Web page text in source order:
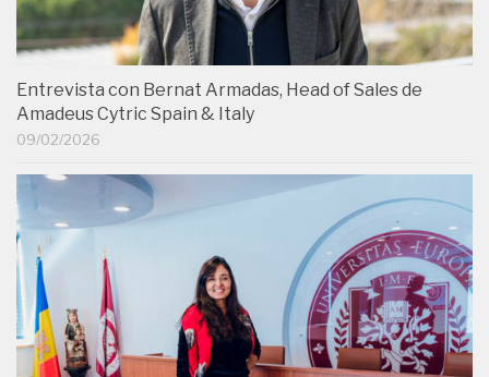
Entrevista con Bernat Armadas, Head of Sales de
Amadeus Cytric Spain & Italy
09/02/2026